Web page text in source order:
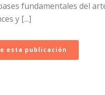
fundamentales del
y [...]
esta publicación